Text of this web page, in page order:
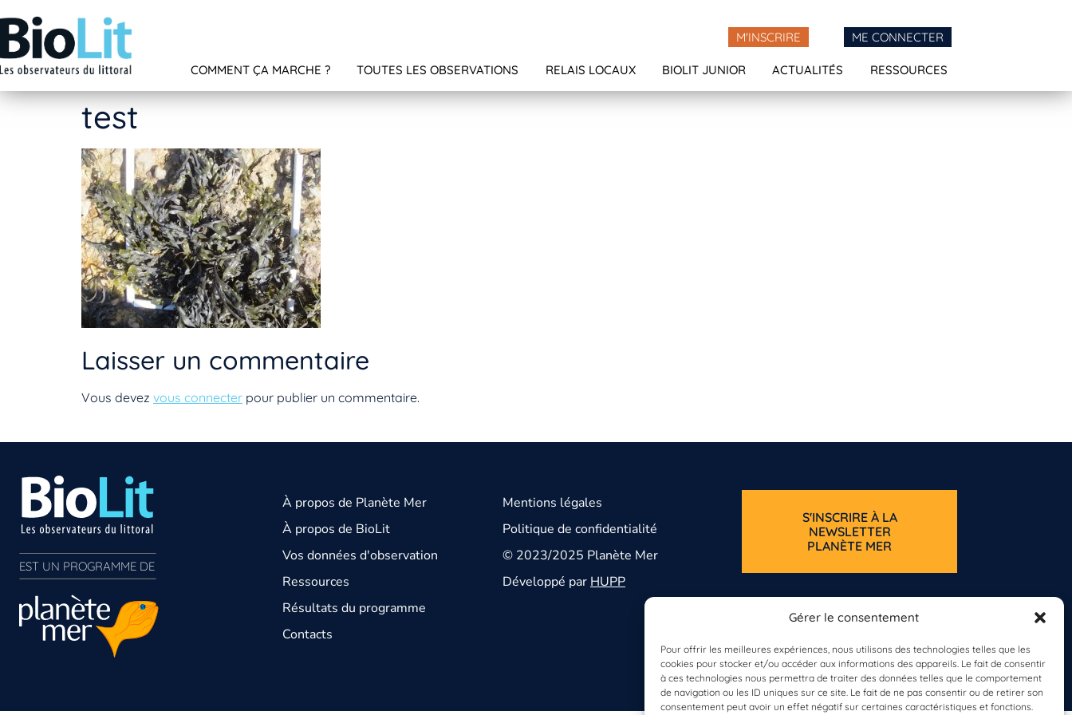
Gérer le consentement
Pour offrir les meilleures expériences, nous utilisons des technologies telles que les
cookies pour stocker et/ou accéder aux informations des appareils. Le fait de consentir
à ces technologies nous permettra de traiter des données telles que le comportement
de navigation ou les ID uniques sur ce site. Le fait de ne pas consentir ou de retirer son
consentement peut avoir un effet négatif sur certaines caractéristiques et fonctions.
M'INSCRIRE ME CONNECTER
COMMENT ÇA MARCHE ? TOUTES LES OBSERVATIONS RELAIS LOCAUX BIOLIT JUNIOR ACTUALITÉS RESSOURCES
test
Laisser un commentaire
Vous devez vous connecter pour publier un commentaire.
EST UN PROGRAMME DE
À propos de Planète Mer
À propos de BioLit
Vos données d'observation
Ressources
Résultats du programme
Contacts
Mentions légales
Politique de confidentialité
© 2023/2025 Planète Mer
Développé par HUPP
S'INSCRIRE À LA
NEWSLETTER
PLANÈTE MER